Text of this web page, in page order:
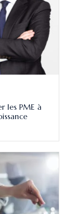
les PME à